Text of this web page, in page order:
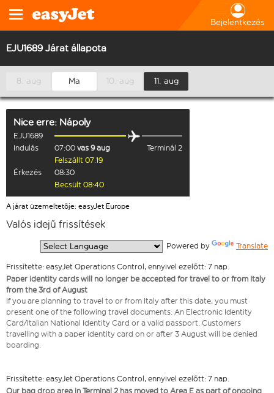
Bejelentkezés
EJU1689 Járat állapota
8. aug Ma 10. aug 11. aug
Nice erre: Nápoly
EJU1689
Indulás
07:00 vas 9 aug
Terminál 2
Felszállt 07:19
Érkezés
08:30
Becsült 08:40
A járat üzemeltetője: easyJet Europe
Valós idejű frissítések
Powered by Translate
Frissítette: easyJet Operations Control, ennyivel ezelőtt: 7 nap.
Paper identity cards will no longer be accepted for travel to or from Italy
from the 3rd of August
If you are planning to travel to or from Italy after this date, you must
present one of the following travel documents: An Electronic Identity
Card/Italian National Identity Card or a valid passport. Customers
travelling with a paper identity card on or after 3 August will be denied
boarding.
Frissítette: easyJet Operations Control, ennyivel ezelőtt: 7 nap.
Our bag drop area in Terminal 2 has moved to Area E as part of ongoing